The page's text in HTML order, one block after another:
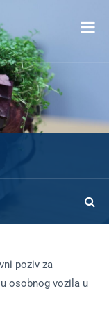
poziv za
osobnog vozila u